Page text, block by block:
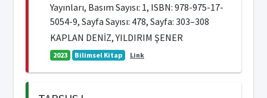
Yayınları, Basım Sayısı: 1, ISBN: 978-975-17-
5054-9, Sayfa Sayısı: 478, Sayfa: 303–308
KAPLAN DENİZ, YILDIRIM ŞENER
2023 Bilimsel Kitap Link